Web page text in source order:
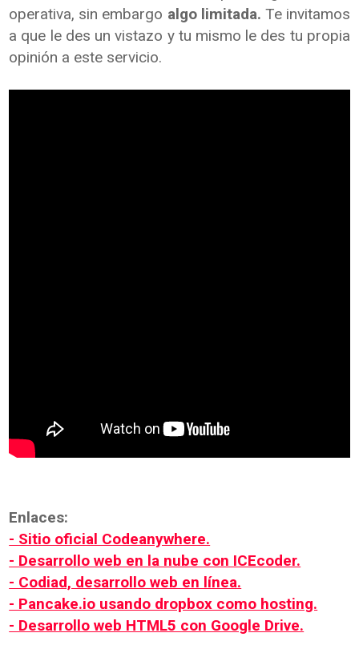
operativa, sin embargo algo limitada. Te invitamos
a que le des un vistazo y tu mismo le des tu propia
opinión a este servicio.
Enlaces:
- Sitio oficial Codeanywhere.
- Desarrollo web en la nube con ICEcoder.
- Codiad, desarrollo web en línea.
- Pancake.io usando dropbox como hosting.
- Desarrollo web HTML5 con Google Drive.